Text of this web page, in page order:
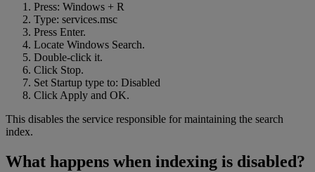
Press: Windows + R
Type: services.msc
Press Enter.
Locate Windows Search.
Double-click it.
Click Stop.
Set Startup type to: Disabled
Click Apply and OK.
This disables the service responsible for maintaining the search
index.
What happens when indexing is disabled?